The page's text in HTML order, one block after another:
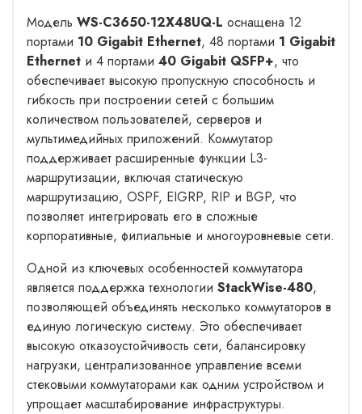
Модель WS-C3650-12X48UQ-L оснащена 12
портами 10 Gigabit Ethernet, 48 портами 1 Gigabit
Ethernet и 4 портами 40 Gigabit QSFP+, что
обеспечивает высокую пропускную способность и
гибкость при построении сетей с большим
количеством пользователей, серверов и
мультимедийных приложений. Коммутатор
поддерживает расширенные функции L3-
маршрутизации, включая статическую
маршрутизацию, OSPF, EIGRP, RIP и BGP, что
позволяет интегрировать его в сложные
корпоративные, филиальные и многоуровневые сети.
Одной из ключевых особенностей коммутатора
является поддержка технологии StackWise-480,
позволяющей объединять несколько коммутаторов в
единую логическую систему. Это обеспечивает
высокую отказоустойчивость сети, балансировку
нагрузки, централизованное управление всеми
стековыми коммутаторами как одним устройством и
упрощает масштабирование инфраструктуры.